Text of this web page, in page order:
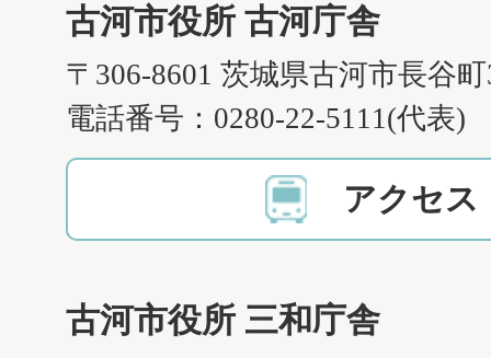
古河市役所 古河庁舎
〒306-8601 茨城県古河市長谷
電話番号：0280-22-5111(代表)
アクセス
古河市役所 三和庁舎